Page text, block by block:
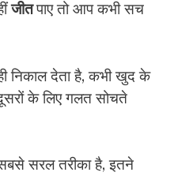
जीतपाए तो आप कभी सच
निकाल देता है, कभी खुद के
के लिए गलत सोचते
सरल तरीका है, इतने